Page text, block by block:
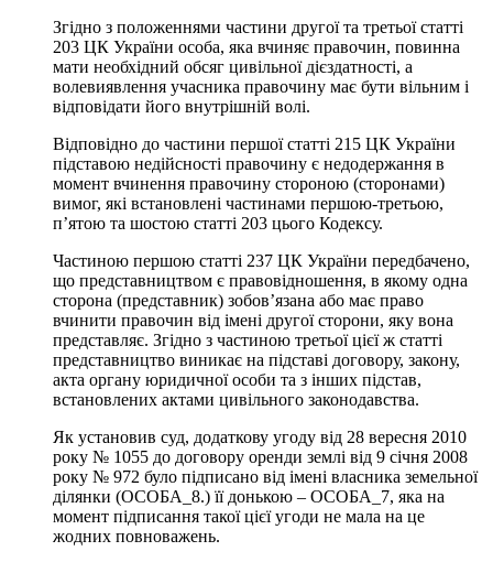
Згідно з положеннями частини другої та третьої статті
203 ЦК України особа, яка вчиняє правочин, повинна
мати необхідний обсяг цивільної дієздатності, а
волевиявлення учасника правочину має бути вільним і
відповідати його внутрішній волі.
Відповідно до частини першої статті 215 ЦК України
підставою недійсності правочину є недодержання в
момент вчинення правочину стороною (сторонами)
вимог, які встановлені частинами першою-третьою,
п’ятою та шостою статті 203 цього Кодексу.
Частиною першою статті 237 ЦК України передбачено,
що представництвом є правовідношення, в якому одна
сторона (представник) зобов’язана або має право
вчинити правочин від імені другої сторони, яку вона
представляє. Згідно з частиною третьої цієї ж статті
представництво виникає на підставі договору, закону,
акта органу юридичної особи та з інших підстав,
встановлених актами цивільного законодавства.
Як установив суд, додаткову угоду від 28 вересня 2010
року № 1055 до договору оренди землі від 9 січня 2008
року № 972 було підписано від імені власника земельної
ділянки (ОСОБА_8.) її донькою – ОСОБА_7, яка на
момент підписання такої цієї угоди не мала на це
жодних повноважень.